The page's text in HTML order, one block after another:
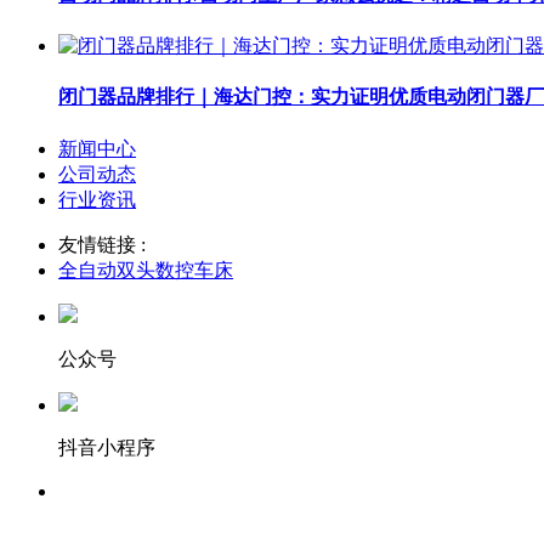
闭门器品牌排行｜海达门控：实力证明优质电动闭门器
新闻中心
公司动态
行业资讯
友情链接 :
全自动双头数控车床
公众号
抖音小程序